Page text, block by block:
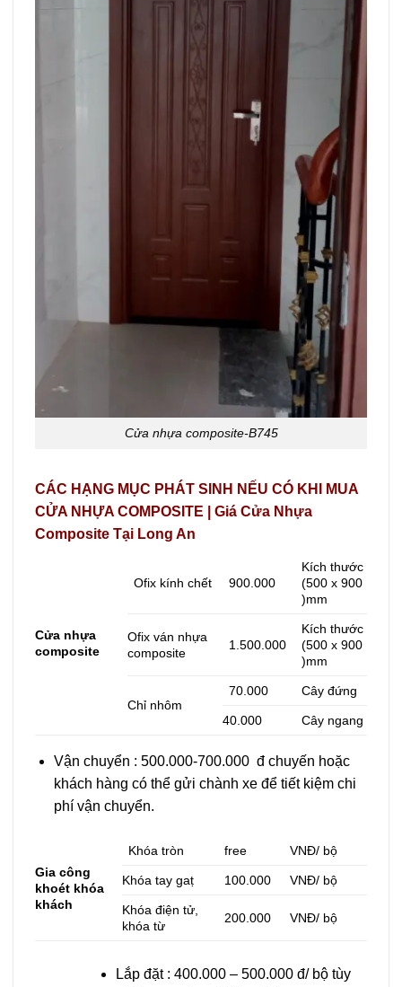
Cửa nhựa composite-B745
CÁC HẠNG MỤC PHÁT SINH NẾU CÓ KHI MUA
CỬA NHỰA COMPOSITE | Giá Cửa Nhựa
Composite Tại Long An
Cửa nhựa
composite
Ofix kính chết 900.000
Kích thước
(500 x 900
)mm
Ofix ván nhựa
composite
1.500.000
Kích thước
(500 x 900
)mm
Chỉ nhôm
70.000 Cây đứng
40.000 Cây ngang
Vận chuyển : 500.000-700.000 đ chuyến hoặc
khách hàng có thể gửi chành xe để tiết kiệm chi
phí vận chuyển.
Gia công
khoét khóa
khách
Khóa tròn free VNĐ/ bộ
Khóa tay gaṭ 100.000 VNĐ/ bộ
Khóa điện tử,
khóa từ
200.000 VNĐ/ bộ
Lắp đặt : 400.000 – 500.000 đ/ bộ tùy